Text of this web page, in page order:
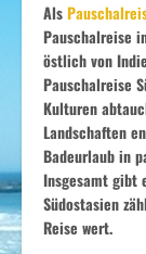
Als
Pauschalreise
östlich von
Pauschalreise
Kulturen
Landschaften
Badeurlaub in
Insgesamt gibt
Südostasien
Reise wert.